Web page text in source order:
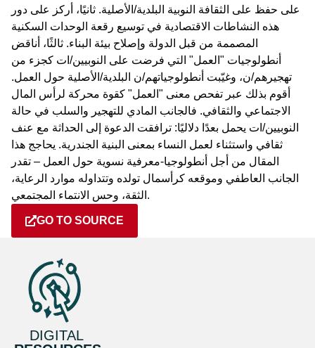
على حفظ على الثقافة النوبية البلدية/الأصلية. ثانيًا، أركز على دور
هذه النشاطات الاقتصادية في توسيع رقعة الوحدات السكنية
المصممة من قبل الدولة وإصلاح بيئة البناء. ثالثًا، أناقض
أنطولوجيات "العمل" التي فرضت على النوبيين/ات كجزء من
تهجيرهم/ن، وغيّبت أنطولوجياتهم/ن البلدية/الأصلية حول العمل.
أقوم بذلك عبر تفحص معنى "العمل" كقوة محركة لرأس المال
الاجتماعي والثقافي. فالجانب المادي للتهجير والسلب في حالة
النوبيين/ات يحمل بعدًا دلاليًا: ترافقت الدعوة إلى الحداثة مع عنف
ثقافي واستثناء لعمل النساء بمعنى البنية الجندرية. يحاجج هذا
المقال من أجل أنطولوجيا-معرفية نسوية حول العمل – تقدر
الجانب العاطفي وموقعه كرأسمال تولده وتتداوله موارد الرعاية،
الثقة، وحس الانتماء المجتمعي.
GO TO SOURCE
DIGITAL